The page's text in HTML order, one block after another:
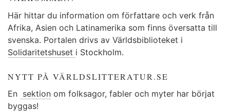
Här hittar du information om författare och verk från
Afrika, Asien och Latinamerika som finns översatta till
svenska. Portalen drivs av Världsbiblioteket i
Solidaritetshuset i Stockholm.
NYTT PÅ VÄRLDSLITTERATUR.SE
En sektion om folksagor, fabler och myter har börjat
byggas!